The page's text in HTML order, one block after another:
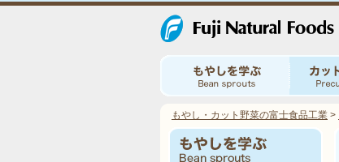
もやし・カット野菜の富士食品工業 >